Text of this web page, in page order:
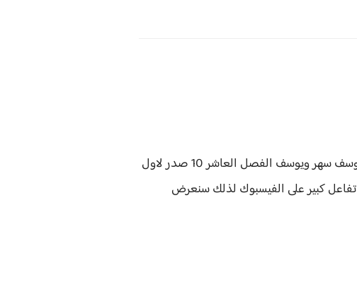
رواية حكاية يوسف سهر ويوسف الفصل العاشر 10 صدر لاول
تفاعل كبير على الفيسبوك لذلك سنعرض